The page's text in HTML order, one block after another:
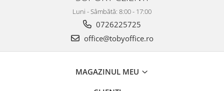
Luni - Sâmbătă: 8:00 - 17:00
0726225725
office@tobyoffice.ro
MAGAZINUL MEU